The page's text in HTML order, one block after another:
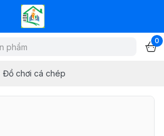
0
Đồ chơi cá chép